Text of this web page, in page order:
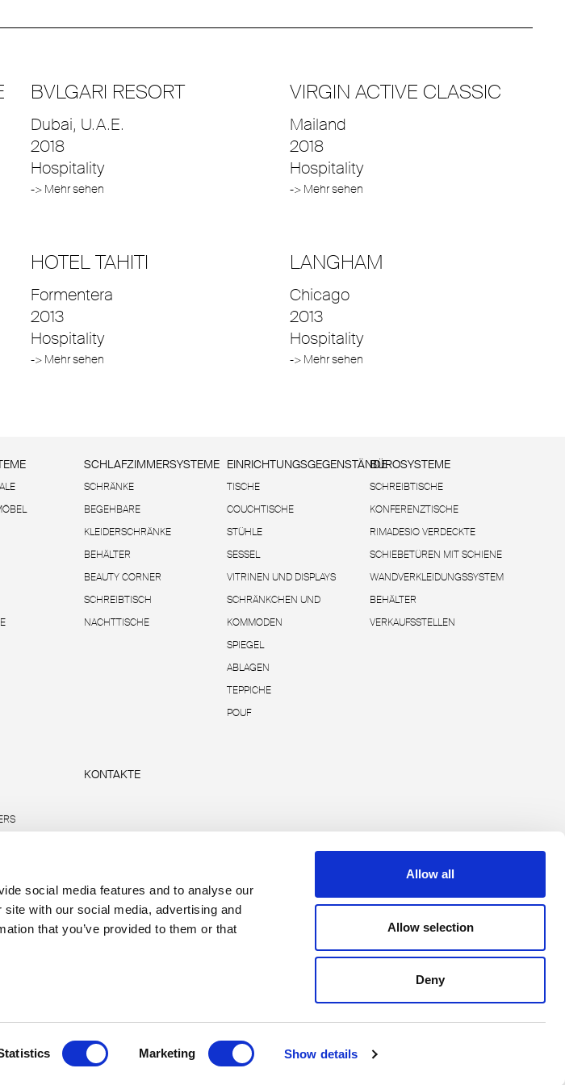
social media features and to analyse our
with our social media, advertising and
that you’ve provided to them or that
Marketing Show details
Allow all
Allow selection
Deny
BVLGARI RESORT
Dubai, U.A.E.
2018
Hospitality
-> Mehr sehen
VIRGIN ACTIVE CLASSIC
Mailand
2018
Hospitality
-> Mehr sehen
HOTEL TAHITI
Formentera
2013
Hospitality
-> Mehr sehen
LANGHAM
Chicago
2013
Hospitality
-> Mehr sehen
SCHLAFZIMMERSYSTEME
SCHRÄNKE
BEGEHBARE
KLEIDERSCHRÄNKE
BEHÄLTER
BEAUTY CORNER
SCHREIBTISCH
NACHTTISCHE
EINRICHTUNGSGEGENSTÄNDE
TISCHE
COUCHTISCHE
STÜHLE
SESSEL
VITRINEN UND DISPLAYS
SCHRÄNKCHEN UND
KOMMODEN
SPIEGEL
ABLAGEN
TEPPICHE
POUF
BÜROSYSTEME
SCHREIBTISCHE
KONFERENZTISCHE
RIMADESIO VERDECKTE
SCHIEBETÜREN MIT SCHIENE
WANDVERKLEIDUNGSSYSTEM
BEHÄLTER
VERKAUFSSTELLEN
KONTAKTE
P.IVA 00685930968 Copyright © 2026 Rimadesio. All rights reserved